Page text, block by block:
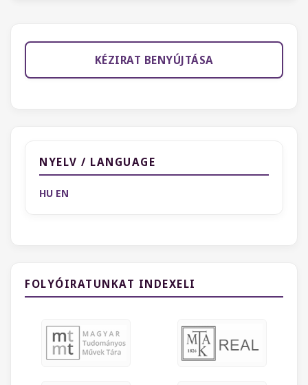
KÉZIRAT BENYÚJTÁSA
NYELV / LANGUAGE
HU EN
FOLYÓIRATUNKAT INDEXELI